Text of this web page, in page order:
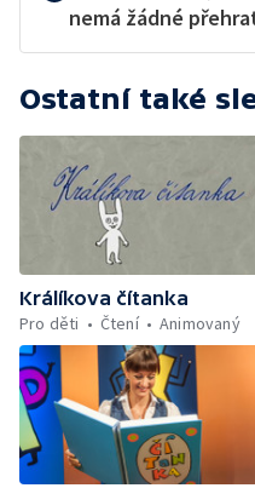
nemá žádné
Ostatní také
Králíkova čítanka
Pro děti
Čtení Animovaný